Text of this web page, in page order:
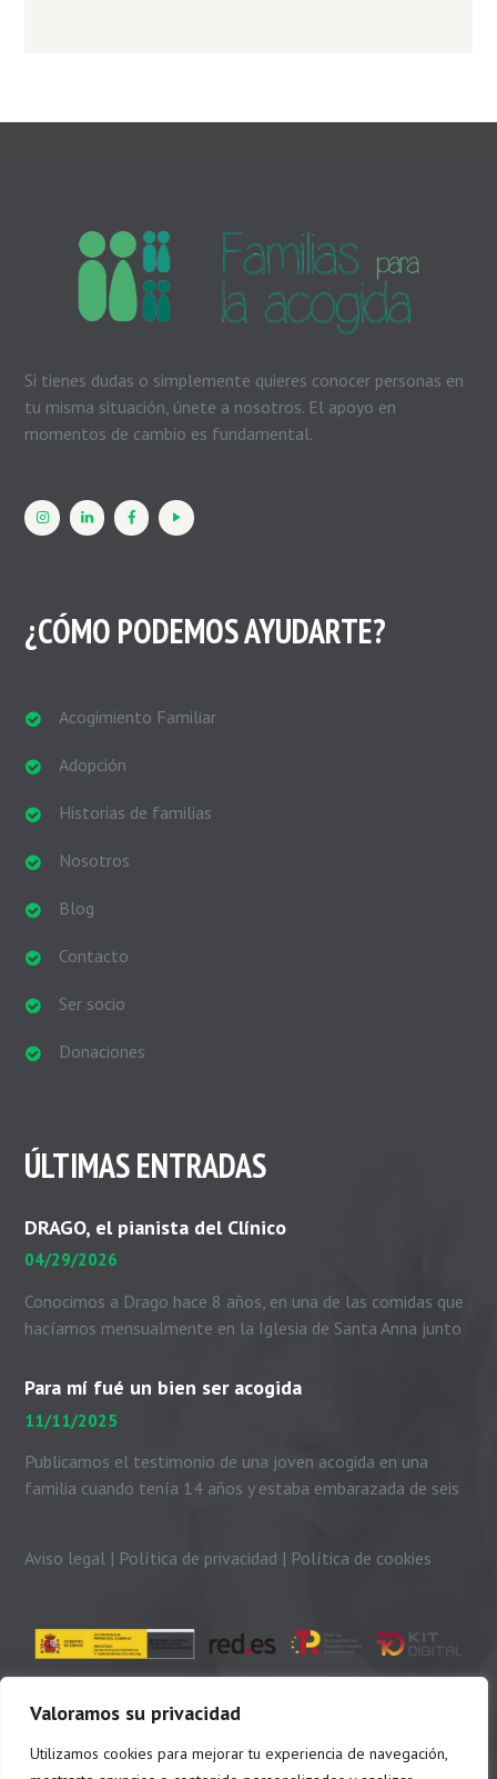
Valoramos su privacidad
Utilizamos cookies para mejorar tu experiencia de navegación,
Si tienes dudas o simplemente quieres conocer personas en
tu misma situación, únete a nosotros. El apoyo en
momentos de cambio es fundamental.
¿CÓMO PODEMOS AYUDARTE?
Acogimiento Familiar
Adopción
Historias de familias
Nosotros
Blog
Contacto
Ser socio
Donaciones
ÚLTIMAS ENTRADAS
DRAGO, el pianista del Clínico
04/29/2026
Conocimos a Drago hace 8 años, en una de las comidas que
hacíamos mensualmente en la Iglesia de Santa Anna junto
Para mí fué un bien ser acogida
11/11/2025
Publicamos el testimonio de una joven acogida en una
familia cuando tenía 14 años y estaba embarazada de seis
Aviso legal | Política de privacidad | Política de cookies